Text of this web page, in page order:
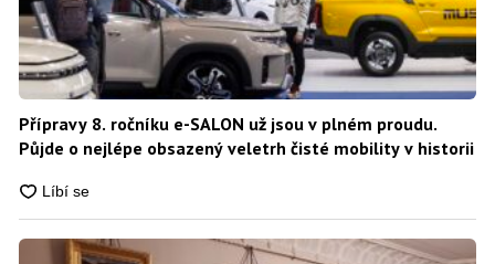
Přípravy 8. ročníku e-SALON už jsou v plném proudu.
Půjde o nejlépe obsazený veletrh čisté mobility v historii